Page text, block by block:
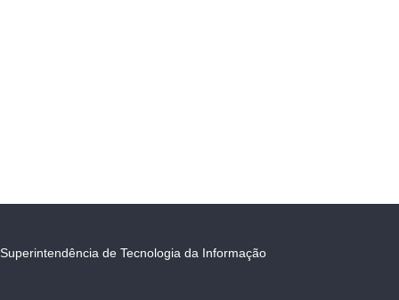
Superintendência de Tecnologia da Informação